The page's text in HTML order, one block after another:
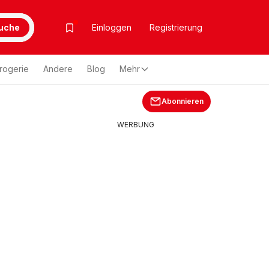
Einloggen Registrierung
Andere Blog Mehr
Abonnieren
WERBUNG